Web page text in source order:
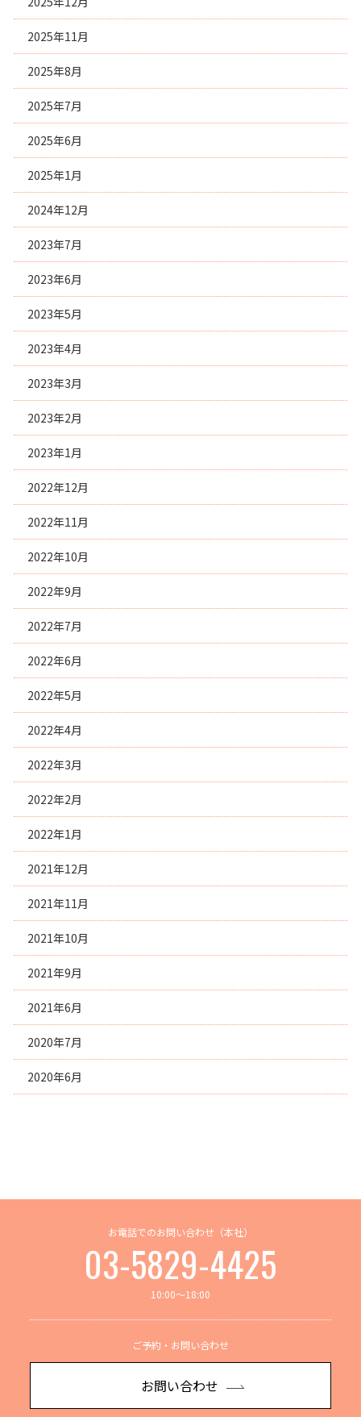
2025年11月
2025年8月
2025年7月
2025年6月
2025年1月
2024年12月
2023年7月
2023年6月
2023年5月
2023年4月
2023年3月
2023年2月
2023年1月
2022年12月
2022年11月
2022年10月
2022年9月
2022年7月
2022年6月
2022年5月
2022年4月
2022年3月
2022年2月
2022年1月
2021年12月
2021年11月
2021年10月
2021年9月
2021年6月
2020年7月
2020年6月
お電話でのお問い合わせ（本社）
03-5829-4425
10:00～18:00
ご予約・お問い合わせ
お問い合わせ